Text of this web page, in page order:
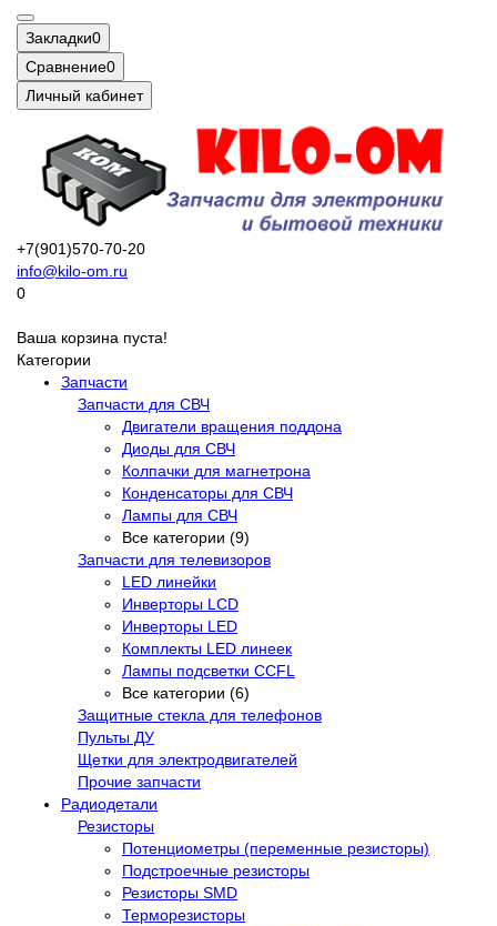
Закладки0
Сравнение0
Личный кабинет
+7(901)570-70-20
info@kilo-om.ru
0
Ваша корзина пуста!
Категории
Запчасти
Запчасти для СВЧ
Двигатели вращения поддона
Диоды для СВЧ
Колпачки для магнетрона
Конденсаторы для СВЧ
Лампы для СВЧ
Все категории (9)
Запчасти для телевизоров
LED линейки
Инверторы LCD
Инверторы LED
Комплекты LED линеек
Лампы подсветки CCFL
Все категории (6)
Защитные стекла для телефонов
Пульты ДУ
Щетки для электродвигателей
Прочие запчасти
Радиодетали
Резисторы
Потенциометры (переменные резисторы)
Подстроечные резисторы
Резисторы SMD
Терморезисторы